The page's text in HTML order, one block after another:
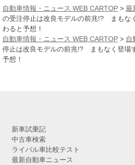
カ
イ
ブ
自動車情報・ニュース WEB CARTOP > 最
の受注停止は改良モデルの前兆!? まもな
わると予想！
自動車情報・ニュース WEB CARTOP > 自
停止は改良モデルの前兆!? まもなく登場
予想！
新車試乗記
中古車検索
ライバル車比較テスト
最新自動車ニュース